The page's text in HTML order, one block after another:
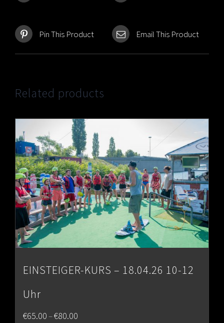
Pin This Product Email This Product
Related products
EINSTEIGER-KURS – 18.04.26 10-12
Uhr
€65.00–€80.00